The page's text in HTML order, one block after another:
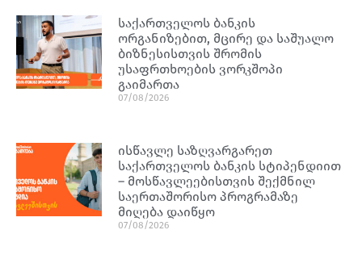
საქართველოს ბანკის
ორგანიზებით, მცირე და საშუალო
ბიზნესისთვის შრომის
უსაფრთხოების ვორკშოპი
გაიმართა
07/08/2026
ისწავლე საზღვარგარეთ
საქართველოს ბანკის სტიპენდიით
– მოსწავლეებისთვის შექმნილ
საერთაშორისო პროგრამაზე
მიღება დაიწყო
07/08/2026